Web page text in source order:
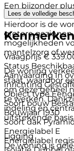
Een bijzonder
slaapkamer en
Hierdoor is de
grotere
mogelijkheden
mantelzorg of
De woning
staat, waardoor
om deze geheel
te werken.
indeling en
uitstekende
Ligging
De woning is
Lees de volledige
Kenmerken
Vraagprijs €
Status
Aanvaarding In
Inrichting
Object type
Soort bouw
Bouwjaar 1930
Soort dak
Energielabel E
Energielabel